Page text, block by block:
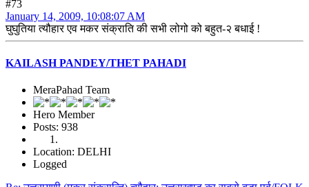
#73
January 14, 2009, 10:08:07 AM
घुघुतिया त्यौहार एव मकर संक्राति की सभी लोगो को बहुत-२ बधाई !
KAILASH PANDEY/THET PAHADI
MeraPahad Team
Hero Member
Posts: 938
Location: DELHI
Logged